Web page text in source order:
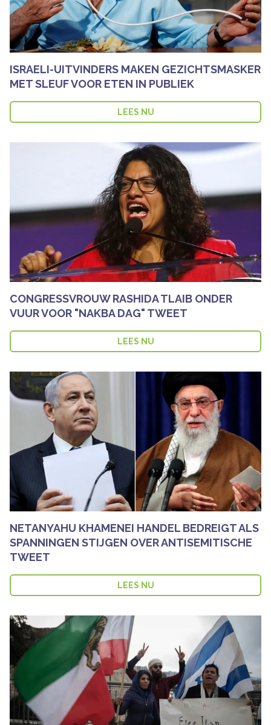
ISRAELI-UITVINDERS MAKEN GEZICHTSMASKER
MET SLEUF VOOR ETEN IN PUBLIEK
LEES NU
CONGRESSVROUW RASHIDA TLAIB ONDER
VUUR VOOR "NAKBA DAG" TWEET
LEES NU
NETANYAHU KHAMENEI HANDEL BEDREIGT ALS
SPANNINGEN STIJGEN OVER ANTISEMITISCHE
TWEET
LEES NU